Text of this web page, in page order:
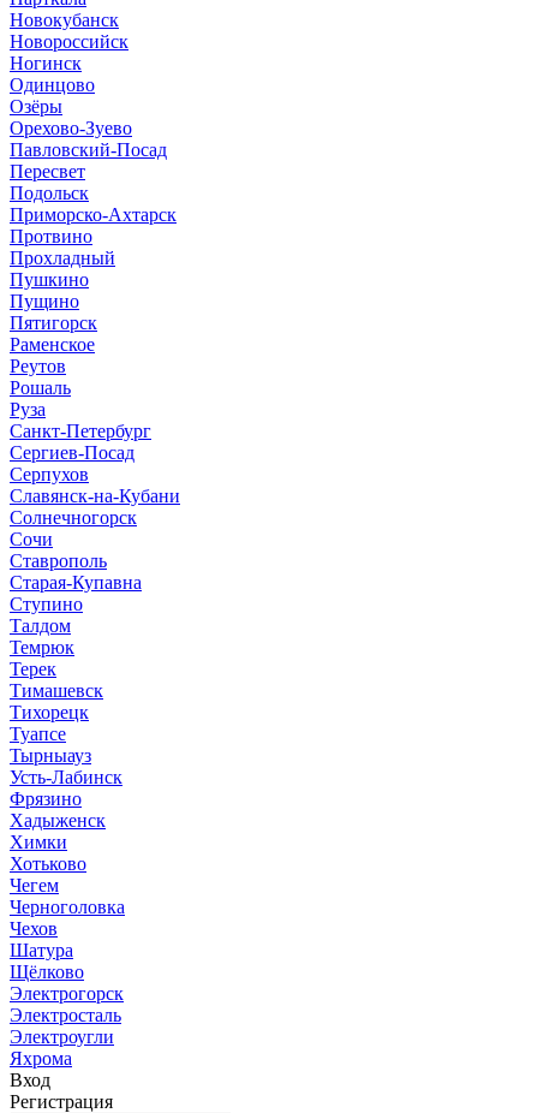
Новокубанск
Новороссийск
Ногинск
Одинцово
Озёры
Орехово-Зуево
Павловский-Посад
Пересвет
Подольск
Приморско-Ахтарск
Протвино
Прохладный
Пушкино
Пущино
Пятигорск
Раменское
Реутов
Рошаль
Руза
Санкт-Петербург
Сергиев-Посад
Серпухов
Славянск-на-Кубани
Солнечногорск
Сочи
Ставрополь
Старая-Купавна
Ступино
Талдом
Темрюк
Терек
Тимашевск
Тихорецк
Туапсе
Тырныауз
Усть-Лабинск
Фрязино
Хадыженск
Химки
Хотьково
Чегем
Черноголовка
Чехов
Шатура
Щёлково
Электрогорск
Электросталь
Электроугли
Яхрома
Вход
Регистрация